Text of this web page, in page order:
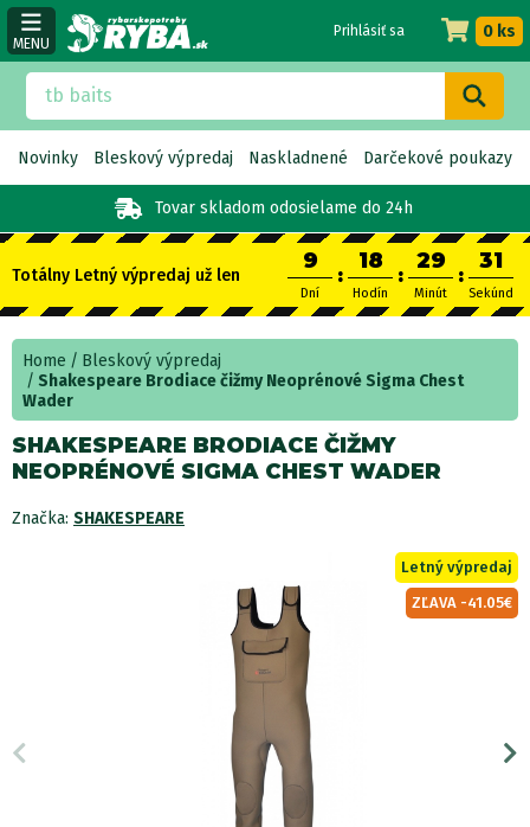
MENU
Tovar skladom odosielame do 24h
Prihlásiť sa 0 ks
Novinky Bleskový výpredaj Naskladnené Darčekové poukazy
Totálny Letný výpredaj už len
9
Dní
:
18
Hodín
:
29
Minút
:
30
Sekúnd
Home
Bleskový výpredaj
Shakespeare Brodiace čižmy Neoprénové Sigma Chest
Wader
SHAKESPEARE BRODIACE ČIŽMY
NEOPRÉNOVÉ SIGMA CHEST WADER
Značka: SHAKESPEARE
Letný výpredaj
ZĽAVA -41.05€